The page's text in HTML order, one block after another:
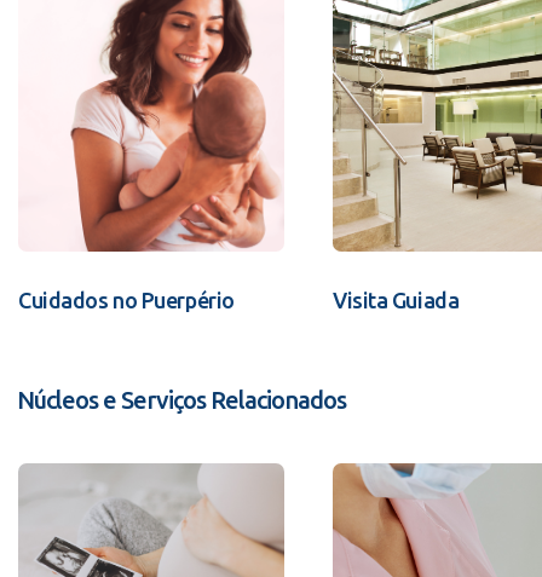
Cuidados no Puerpério Visita Guiada
Núcleos e Serviços Relacionados